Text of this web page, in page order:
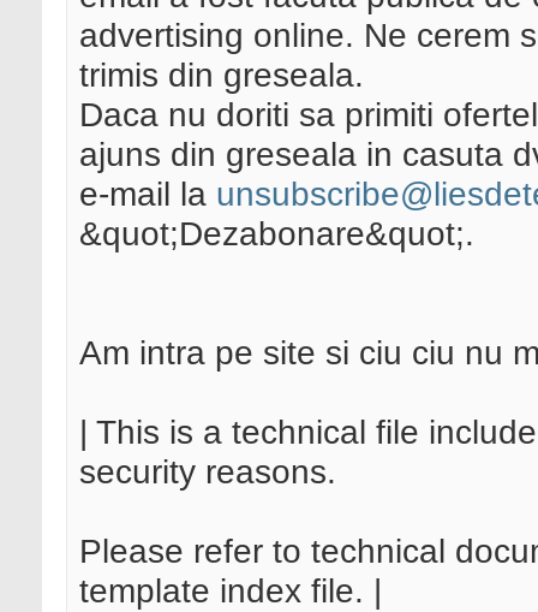
advertising online. Ne cerem
trimis din greseala.
Daca nu doriti sa primiti
ajuns din greseala in casuta
e-mail la
&quot;Dezabonare&quot;.
Am intra pe site si ciu ciu nu
| This is a technical file
security reasons.
Please refer to technical
template index file. |